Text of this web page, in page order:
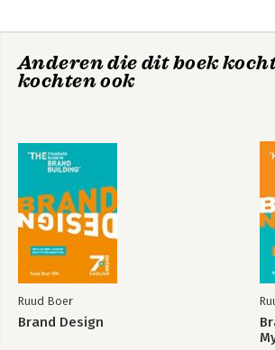
Anderen die dit boek
kochten ook
Ruud Boer
Brand Design